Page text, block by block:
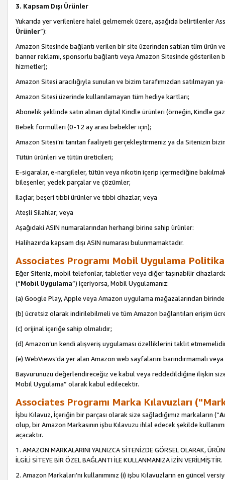
3. Kapsam Dışı Ürünler
Yukarıda yer verilenlere halel gelmemek üzere, aşağıda belirtilenler
Ürünler”):
Amazon Sitesinde bağlantı verilen bir site üzerinden satılan tüm ürün
banner reklamı, sponsorlu bağlantı veya Amazon Sitesinde gösterilen
hizmetler);
Amazon Sitesi aracılığıyla sunulan ve bizim tarafımızdan satılmayan
Amazon Sitesi üzerinde kullanılamayan tüm hediye kartları;
Abonelik şeklinde satın alınan dijital Kindle ürünleri (örneğin, Kindle
Bebek formülleri (0-12 ay arası bebekler için);
Amazon Sitesi’ni tanıtan faaliyeti gerçekleştirmeniz ya da Sitenizin
Tütün ürünleri ve tütün üreticileri;
E-sigaralar, e-nargileler, tütün veya nikotin içerip içermediğine
bileşenler, yedek parçalar ve çözümler;
İlaçlar, beşeri tıbbi ürünler ve tıbbi cihazlar; veya
Ateşli Silahlar; veya
Aşağıdaki ASIN numaralarından herhangi birine sahip ürünler:
Halihazırda kapsam dışı ASIN numarası bulunmamaktadır.
Associates Programı Mobil Uygulama
Eğer Siteniz, mobil telefonlar, tabletler veya diğer taşınabilir
(“Mobil Uygulama”) içeriyorsa, Mobil Uygulamanız:
(a) Google Play, Apple veya Amazon uygulama mağazalarından birinde
(b) ücretsiz olarak indirilebilmeli ve tüm Amazon bağlantıları erişim
(c) orijinal içeriğe sahip olmalıdır;
(d) Amazon’un kendi alışveriş uygulaması özelliklerini taklit
(e) WebViews’da yer alan Amazon web sayfalarını barındırmamalı
Başvurunuzu değerlendireceğiz ve kabul veya reddedildiğine ilişkin
Mobil Uygulama” olarak kabul edilecektir.
Associates Programı Marka Kılavuzları
İşbu Kılavuz, İçeriğin bir parçası olarak size sağladığımız markaların (“
olup, bir Amazon Markasının işbu Kılavuzu ihlal edecek şekilde
açacaktır.
1. AMAZON MARKALARINI YALNIZCA SİTENİZDE GÖRSEL OLARAK,
İLGİLİ SİTEYE BİR ÖZEL BAĞLANTI İLE KULLANMANIZA İZİN VERİLMİŞTİR.
2. Amazon Markaları’nı kullanımınız (i) işbu Kılavuzların en güncel